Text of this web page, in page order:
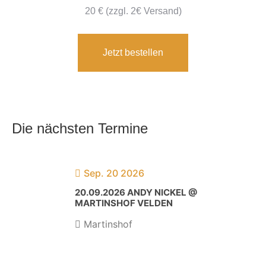
20 € (zzgl. 2€ Versand)
Jetzt bestellen
Die nächsten Termine
Sep. 20 2026
20.09.2026 ANDY NICKEL @
MARTINSHOF VELDEN
Martinshof